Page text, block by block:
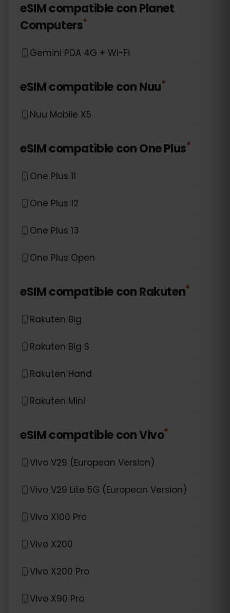
eSIM compatible conPlanet
Computers*
Gemini PDA 4G + Wi-Fi
eSIM compatible conNuu*
Nuu Mobile X5
eSIM compatible conOne Plus*
One Plus 11
One Plus 12
One Plus 13
One Plus Open
eSIM compatible conRakuten*
Rakuten Big
Rakuten Big S
Rakuten Hand
Rakuten Mini
eSIM compatible conVivo*
Vivo V29 (European Version)
Vivo V29 Lite 5G (European Version)
Vivo X100 Pro
Vivo X200
Vivo X200 Pro
Vivo X90 Pro